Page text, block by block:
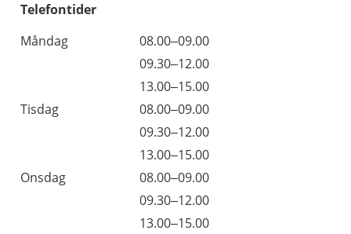
Telefontider
Måndag
08.00–09.00
09.30–12.00
13.00–15.00
Tisdag
08.00–09.00
09.30–12.00
13.00–15.00
Onsdag
08.00–09.00
09.30–12.00
13.00–15.00